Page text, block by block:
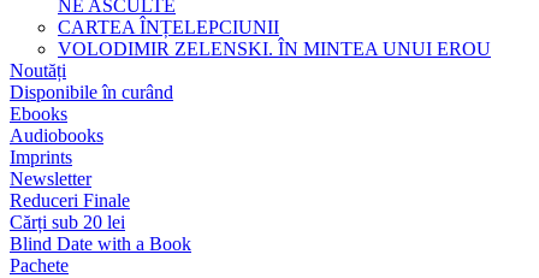
NE ASCULTE
CARTEA ÎNȚELEPCIUNII
VOLODIMIR ZELENSKI. ÎN MINTEA UNUI EROU
Noutăți
Disponibile în curând
Ebooks
Audiobooks
Imprints
Newsletter
Reduceri Finale
Cărți sub 20 lei
Blind Date with a Book
Pachete